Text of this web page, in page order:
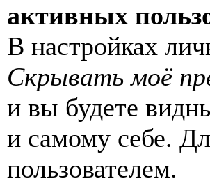
активных
В настройках
Скрывать моё
и вы будете
и самому себе.
пользователем.